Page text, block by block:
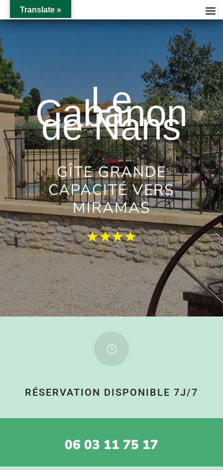
Le
Cabanon
de Nans
GÎTE GRANDE
CAPACITÉ VERS
MIRAMAS
}
RÉSERVATION DISPONIBLE 7J/7
06 03 11 75 17
Translate »